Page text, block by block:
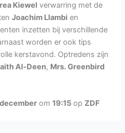
Kiewel verwarring met de
Joachim Llambi en
inzetten bij verschillende
worden er ook tips
kerstavond. Optredens zijn
Al-Deen, Mrs. Greenbird
om19:15 opZDF